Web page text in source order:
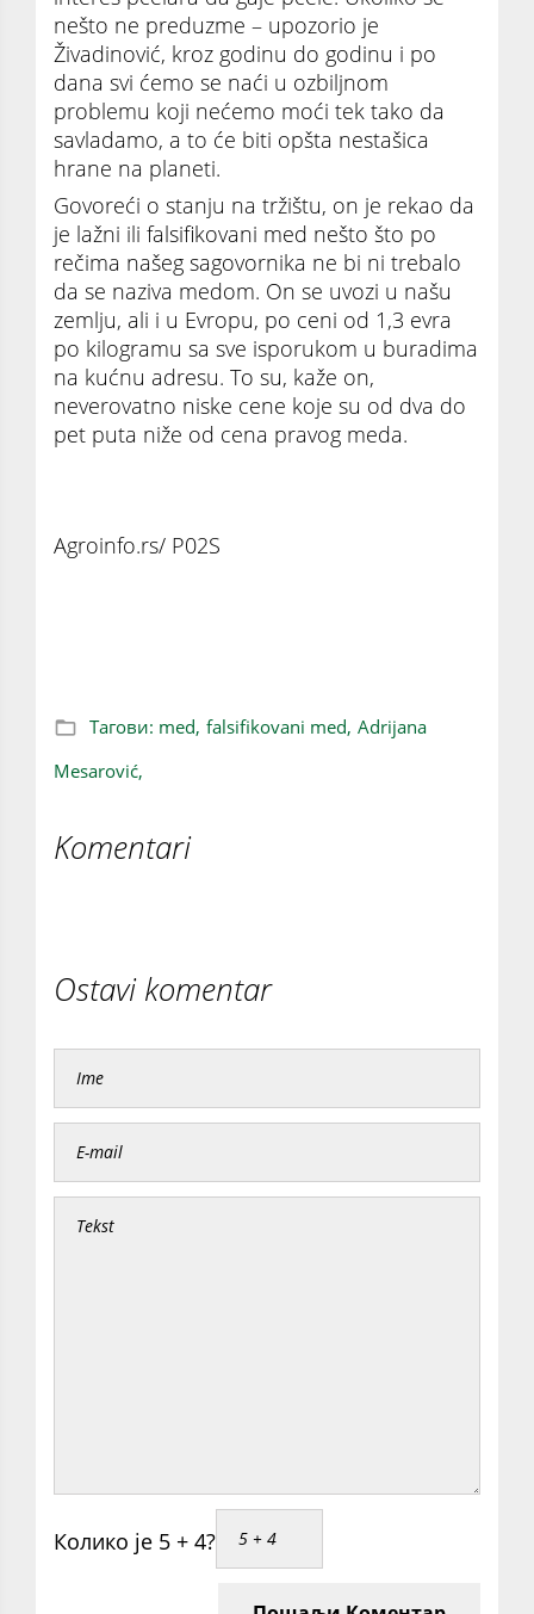
nešto ne preduzme – upozorio je
Živadinović, kroz godinu do godinu i po
dana svi ćemo se naći u ozbiljnom
problemu koji nećemo moći tek tako da
savladamo, a to će biti opšta nestašica
hrane na planeti.
Govoreći o stanju na tržištu, on je rekao da
je lažni ili falsifikovani med nešto što po
rečima našeg sagovornika ne bi ni trebalo
da se naziva medom. On se uvozi u našu
zemlju, ali i u Evropu, po ceni od 1,3 evra
po kilogramu sa sve isporukom u buradima
na kućnu adresu. To su, kaže on,
neverovatno niske cene koje su od dva do
pet puta niže od cena pravog meda.
Agroinfo.rs/ P02S
Тагови: med, falsifikovani med, Adrijana
Mesarović,
Komentari
Ostavi komentar
Колико је 5 + 4?